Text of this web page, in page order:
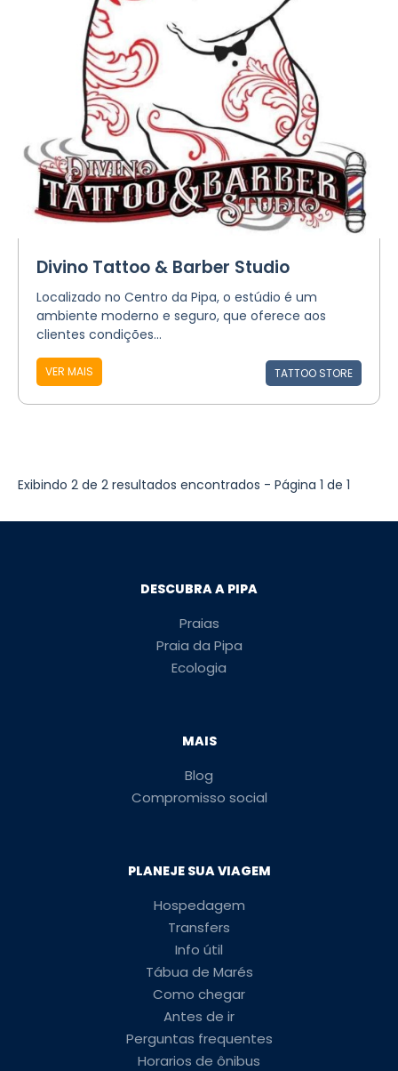
Divino Tattoo & Barber Studio
Localizado no Centro da Pipa, o estúdio é um
ambiente moderno e seguro, que oferece aos
clientes condições...
VER MAIS TATTOO STORE
Exibindo 2 de 2 resultados encontrados - Página 1 de 1
DESCUBRA A PIPA
Praias
Praia da Pipa
Ecologia
MAIS
Blog
Compromisso social
PLANEJE SUA VIAGEM
Hospedagem
Transfers
Info útil
Tábua de Marés
Como chegar
Antes de ir
Perguntas frequentes
Horarios de ônibus